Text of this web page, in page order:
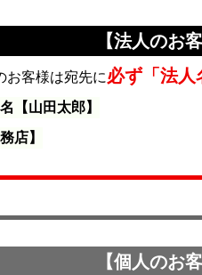
【法人のお
お客様は宛先に必ず「法人
【山田太郎】
店】
【個人のお